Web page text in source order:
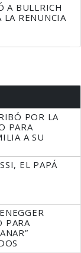
A BULLRICH
LA RENUNCIA
POR LA
PARA
A SU
EL PAPÁ
PARA